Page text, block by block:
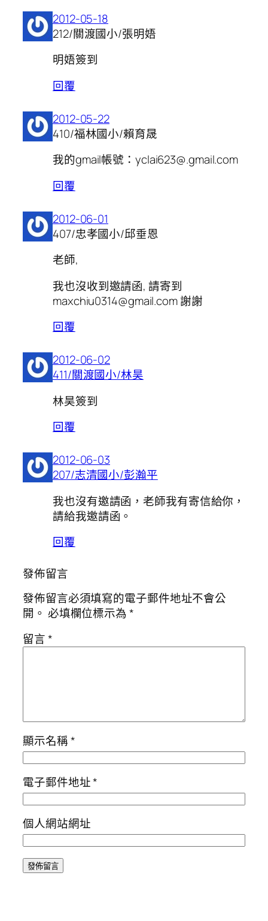
2012-05-18
212/關渡國小/張明娪
明娪簽到
回覆
2012-05-22
410/福林國小/賴育晟
我的gmail帳號：yclai623@.gmail.com
回覆
2012-06-01
407/忠孝國小/邱垂恩
老師,
我也沒收到邀請函, 請寄到
maxchiu0314@gmail.com 謝謝
回覆
2012-06-02
411/關渡國小/林昊
林昊簽到
回覆
2012-06-03
207/志清國小/彭瀚平
我也沒有邀請函，老師我有寄信給你，
請給我邀請函。
回覆
發佈留言
發佈留言必須填寫的電子郵件地址不會公
開。 必填欄位標示為*
留言*
顯示名稱*
電子郵件地址*
個人網站網址